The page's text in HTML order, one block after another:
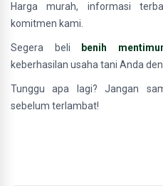
Harga murah, informasi
komitmen kami.
Segera beli benih
keberhasilan usaha tani Anda
Tunggu apa lagi? Jangan
sebelum terlambat!